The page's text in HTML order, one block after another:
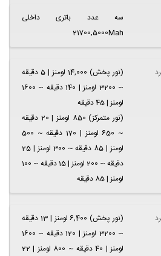
سه عدد باتری داخلی
21700,5000Mah
(نور پخش) 14,000 لومنز | 5 دقیقه
~ 3200 لومنز | 140 دقیقه ~ 1600
لومنز | 45 دقیقه
(نور متمرکز) 850 لومنز | 20 دقیقه
~ 650 لومنز | 170 دقیقه ~ 500
لومنز | 85 دقیقه ~ 300 لومنز | 25
دقیقه ~ 200 لومنز | 15 دقیقه ~ 100
لومنز | 85 دقیقه
(نور پخش) 6,400 لومنز | 13 دقیقه
~ 3200 لومنز | 120 دقیقه ~ 1600
لومنز | 40 دقیقه ~ 800 لومنز | 22